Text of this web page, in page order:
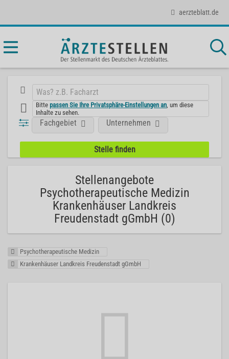
aerzteblatt.de
Bittepassen Sie Ihre Privatsphäre-Einstellungen an , um diese
Inhalte zu sehen.
Fachgebiet Unternehmen
Stellenangebote
Psychotherapeutische Medizin
Krankenhäuser Landkreis
Freudenstadt gGmbH (0)
Psychotherapeutische Medizin
Krankenhäuser Landkreis Freudenstadt gGmbH